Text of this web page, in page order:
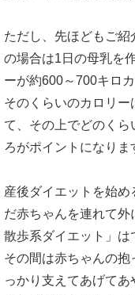
ただし、先ほどもご
の場合は1日の母乳を
ーが約600～700キロ
そのくらいのカロリ
て、その上でどのくら
ろがポイントになりま
産後ダイエットを始め
だ赤ちゃんを連れて
散歩系ダイエット」は
その間は赤ちゃんの
っかり支えてあげてあ